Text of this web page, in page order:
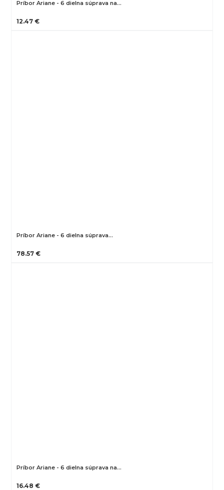
Príbor Ariane - 6 dielna súprava na…
12.47 €
Príbor Ariane - 6 dielna súprava…
78.57 €
Príbor Ariane - 6 dielna súprava na…
16.48 €